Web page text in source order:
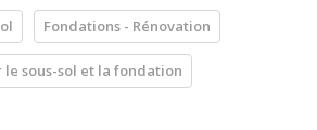
Fondations - Rénovation
sous-sol et la fondation